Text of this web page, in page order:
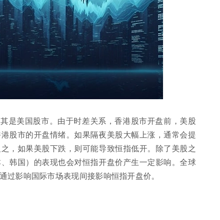
是美国股市。由于时差关系，香港股市开盘前，美股
股市的开盘情绪。如果隔夜美股大幅上涨，通常会提
，如果美股下跌，则可能导致恒指低开。除了美股之
韩国）的表现也会对恒指开盘价产生一定影响。全球
影响国际市场表现间接影响恒指开盘价。